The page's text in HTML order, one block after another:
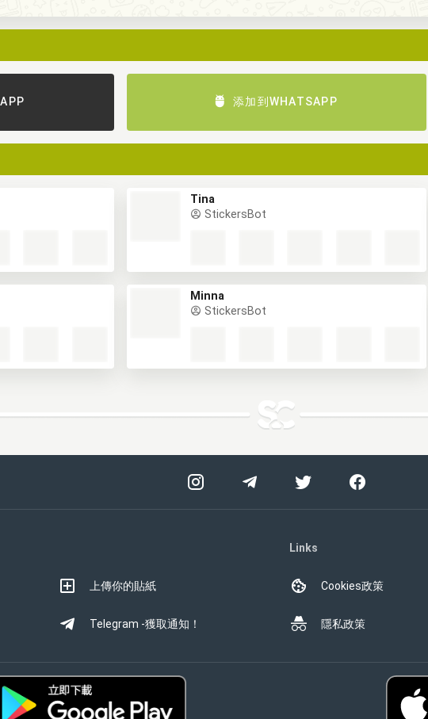
添加到WHATSAPP
Tina
StickersBot
Minna
StickersBot
上傳你的貼紙
Telegram -獲取通知！
Links
Cookies政策
隱私政策